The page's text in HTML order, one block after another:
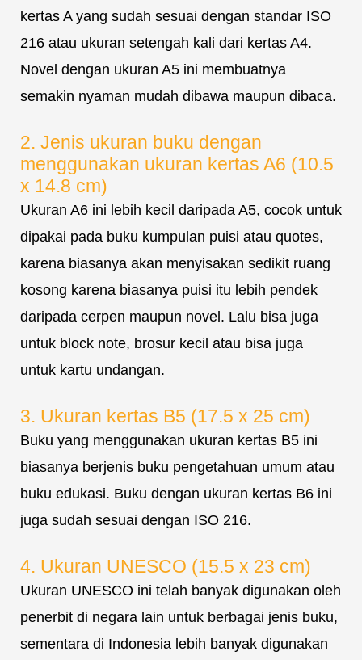
kertas A yang sudah sesuai dengan standar ISO
216 atau ukuran setengah kali dari kertas A4.
Novel dengan ukuran A5 ini membuatnya
semakin nyaman mudah dibawa maupun dibaca.
2. Jenis ukuran buku dengan
menggunakan ukuran kertas A6 (10.5
x 14.8 cm)
Ukuran A6 ini lebih kecil daripada A5, cocok untuk
dipakai pada buku kumpulan puisi atau quotes,
karena biasanya akan menyisakan sedikit ruang
kosong karena biasanya puisi itu lebih pendek
daripada cerpen maupun novel. Lalu bisa juga
untuk block note, brosur kecil atau bisa juga
untuk kartu undangan.
3. Ukuran kertas B5 (17.5 x 25 cm)
Buku yang menggunakan ukuran kertas B5 ini
biasanya berjenis buku pengetahuan umum atau
buku edukasi. Buku dengan ukuran kertas B6 ini
juga sudah sesuai dengan ISO 216.
4. Ukuran UNESCO (15.5 x 23 cm)
Ukuran UNESCO ini telah banyak digunakan oleh
penerbit di negara lain untuk berbagai jenis buku,
sementara di Indonesia lebih banyak digunakan